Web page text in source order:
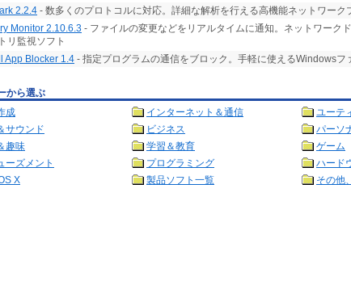
2.2.4 - 数多くのプロトコルに対応。詳細な解析を行える高機能ネットワーク
Monitor 2.10.6.3 - ファイルの変更などをリアルタイムに通知。ネットワーク
リ監視ソフト
App Blocker 1.4 - 指定プログラムの通信をブロック。手軽に使えるWindowsフ
から選ぶ
成
インターネット＆通信
ユーテ
サウンド
ビジネス
パーソ
趣味
学習＆教育
ゲーム
ーズメント
プログラミング
ハード
X
製品ソフト一覧 その他